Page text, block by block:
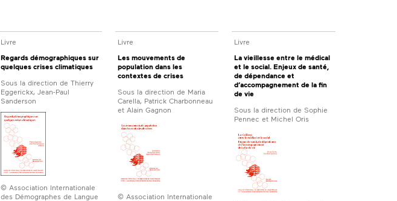
Livre
Regards démographiques sur
quelques crises climatiques
Sous la direction de Thierry
Eggerickx, Jean-Paul
Sanderson
© Association Internationale
des Démographes de Langue
Livre
Les mouvements de
population dans les
contextes de crises
Sous la direction de Maria
Carella, Patrick Charbonneau
et Alain Gagnon
© Association Internationale
Livre
La vieillesse entre le médical
et le social. Enjeux de santé,
de dépendance et
d’accompagnement de la fin
de vie
Sous la direction de Sophie
Pennec et Michel Oris